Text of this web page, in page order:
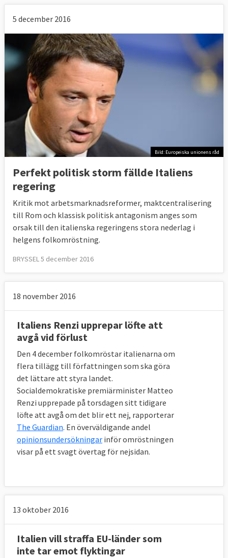
5 december 2016
Bild: Europeiska unionens råd
Perfekt politisk storm fällde Italiens
regering
Kritik mot arbetsmarknadsreformer, maktcentralisering
till Rom och klassisk politisk antagonism anges som
orsak till den italienska regeringens stora nederlag i
helgens folkomröstning.
BRYSSEL 5 december 2016
18 november 2016
Italiens Renzi upprepar löfte att
avgå vid förlust
Den 4 december folkomröstar italienarna om
flera tillägg till författningen som ska göra
det lättare att styra landet.
Socialdemokratiske premiärminister Matteo
Renzi upprepade på torsdagen sitt tidigare
löfte att avgå om det blir ett nej, rapporterar
The Guardian. En överväldigande andel
opinionsundersökningar inför omröstningen
visar på ett svagt övertag för nejsidan.
13 oktober 2016
Italien vill straffa EU-länder som
inte tar emot flyktingar